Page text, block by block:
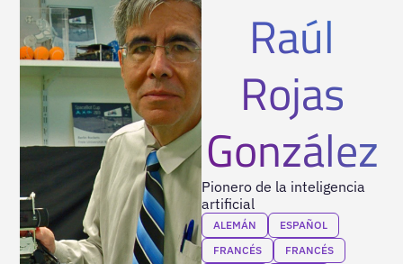
Raúl
Rojas
González
Pionero de la inteligencia
artificial
ALEMÁN
ESPAÑOL
FRANCÉS
FRANCÉS